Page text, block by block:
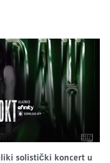
solistički koncert u